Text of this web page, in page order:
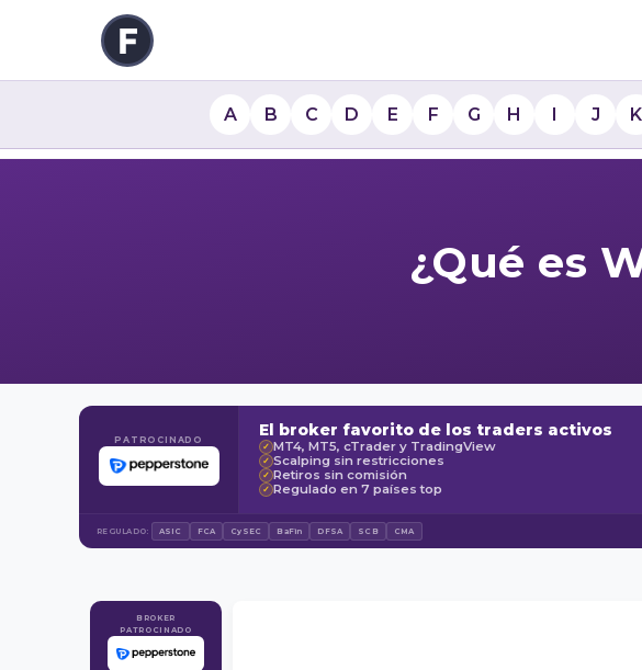
A B C D E F G H I J K
¿Qué es
PATROCINADO El broker favorito de los traders activos
✓ MT4, MT5, cTrader y TradingView
✓ Scalping sin restricciones
✓ Retiros sin comisión
✓ Regulado en 7 países top
REGULADO: ASIC FCA CySEC BaFin DFSA SCB CMA
BROKER
PATROCINADO